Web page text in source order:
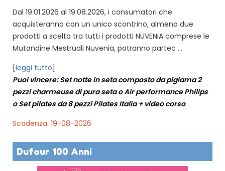
Dal 19.01.2026 al 19.08.2026, i consumatori che
acquisteranno con un unico scontrino, almeno due
prodotti a scelta tra tutti i prodotti NUVENIA comprese le
Mutandine Mestruali Nuvenia, potranno partec ...
[leggi tutto]
Puoi vincere: Set notte in seta composto da pigiama 2
pezzi charmeuse di pura seta o Air performance Philips
o Set pilates da 8 pezzi Pilates Italia + video corso
Scadenza: 19-08-2026
Dufour 100 Anni